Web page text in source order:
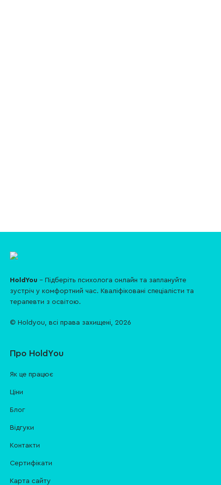
HoldYou - Підберіть психолога онлайн та заплануйте
зуcтріч у комфортний час. Кваліфіковані спеціалісти та
терапевти з освітою.
© Holdyou, всі права захищені, 2026
Про HoldYou
Як це працює
Ціни
Блог
Відгуки
Контакти
Cертифікати
Карта сайту